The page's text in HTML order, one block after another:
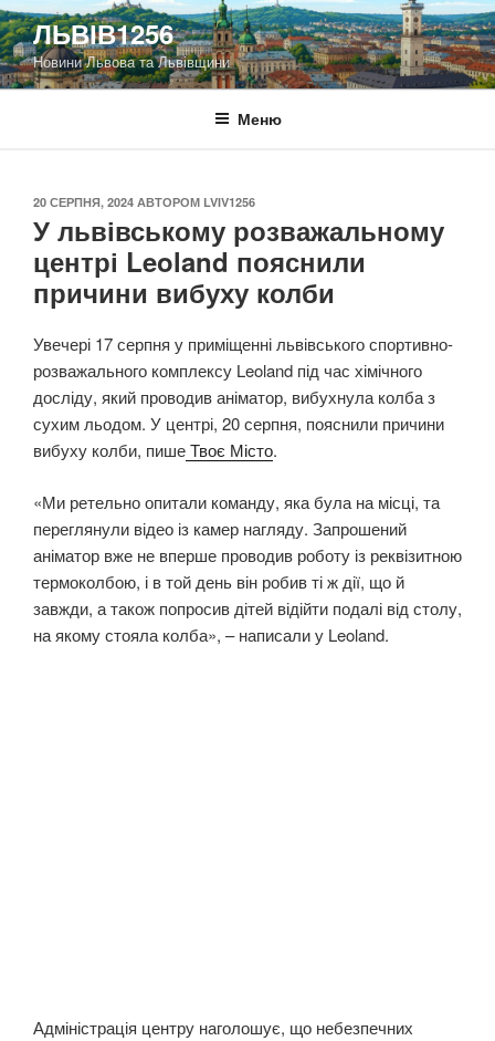
Перейти
до
вмісту
ЛЬВІВ1256
Новини Львова та Львівщини
Меню
ОПУБЛІКОВАНО
20 СЕРПНЯ, 2024 АВТОРОМ LVIV1256
У львівському розважальному
центрі Leoland пояснили
причини вибуху колби
Увечері 17 серпня у приміщенні львівського спортивно-
розважального комплексу Leoland під час хімічного
досліду, який проводив аніматор, вибухнула колба з
сухим льодом. У центрі, 20 серпня, пояснили причини
вибуху колби, пишеТвоє Місто.
«Ми ретельно опитали команду, яка була на місці, та
переглянули відео із камер нагляду. Запрошений
аніматор вже не вперше проводив роботу із реквізитною
термоколбою, і в той день він робив ті ж дії, що й
завжди, а також попросив дітей відійти подалі від столу,
на якому стояла колба», – написали у Leoland.
Адміністрація центру наголошує, що небезпечних